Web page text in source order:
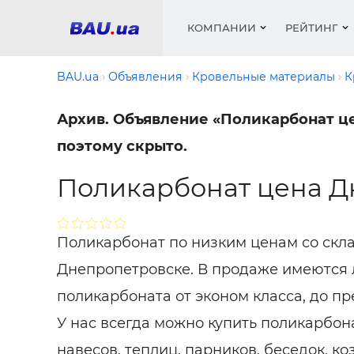
КОМПАНИИ РЕЙТИНГ
Мебель
Окна и
песок,
BAU.ua Объявления Кровельные материалы
Архив. Объявление «Поликарбонат
поэтому скрыто.
Поликарбонат цена
Поликарбонат по низким ценам со
Днепропетровске. В продаже имеются
поликарбоната от эконом класса, до
У нас всегда можно купить
навесов, теплиц, парников, беседок,